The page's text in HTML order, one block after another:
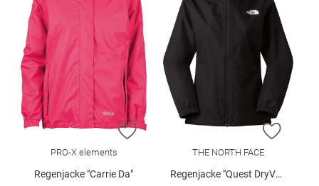
ZUR WUNSCHLISTE HINZUFÜGEN
PRO-X elements
Regenjacke "Carrie Da"
ZUR
THE NORTH FACE
Regenjacke "Quest DryVent™"